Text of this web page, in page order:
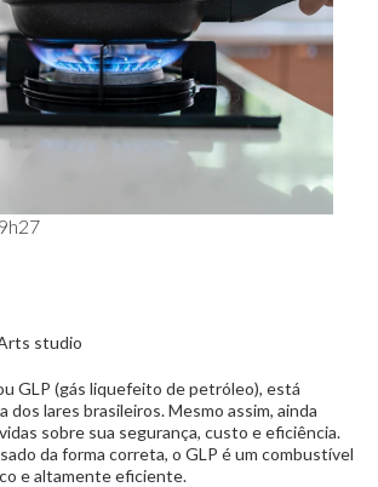
studio
GLP (gás liquefeito de petróleo), está
dos lares brasileiros. Mesmo assim, ainda
sobre sua segurança, custo e eficiência.
da forma correta, o GLP é um combustível
e altamente eficiente.